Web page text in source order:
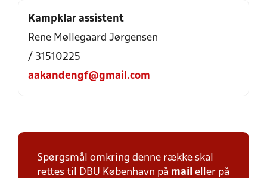
Kampklar assistent
Rene Møllegaard Jørgensen
/ 31510225
aakandengf@gmail.com
Spørgsmål omkring denne række skal
rettes til DBU København på mail eller på